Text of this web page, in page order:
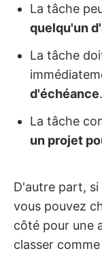
La tâche
quelqu'un
La tâche
d'échéance.
La tâche
un projet
D'autre part,
vous pouvez
côté pour une
classer